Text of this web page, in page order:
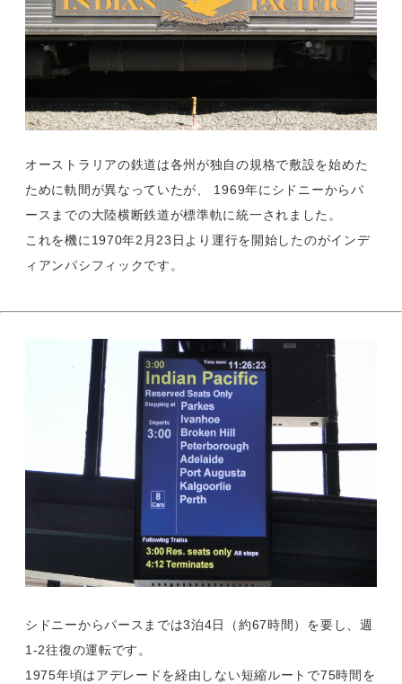
オーストラリアの鉄道は各州が独自の規格で敷設を始めた
ために軌間が異なっていたが、 1969年にシドニーからパ
ースまでの大陸横断鉄道が標準軌に統一されました。
これを機に1970年2月23日より運行を開始したのがインデ
ィアンパシフィックです。
シドニーからパースまでは3泊4日（約67時間）を要し、週
1-2往復の運転です。
1975年頃はアデレードを経由しない短縮ルートで75時間を